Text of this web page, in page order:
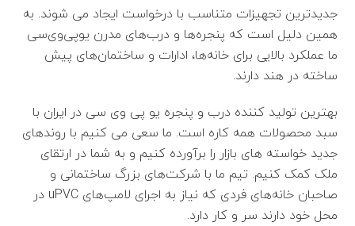
جدیدترین تجهیزات متناسب با درخواست ایجاد می شوند. به
همین دلیل است که پنجره‌ها و درب‌های مدرن یو‌پی‌وی‌سی
ما عملکرد بالایی برای خانه‌ها، ادارات و ساختمان‌های پیش
ساخته در هند دارند.
بهترین تولید کننده درب و پنجره یو پی وی سی در ایران با
سبد محصولات همه کاره است. ما سعی می کنیم با روندهای
جدید خواسته های بازار را برآورده کنیم و به شما در ارتقای
ملک کمک کنیم. تیم ما با شرکت‌های بزرگ ساختمانی و
صاحبان خانه‌های فردی که نیاز به اجرای لامپ‌های uPVC در
محل خود دارند سر و کار دارد.